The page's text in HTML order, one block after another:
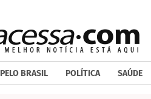
PELO BRASIL POLÍTICA SAÚDE